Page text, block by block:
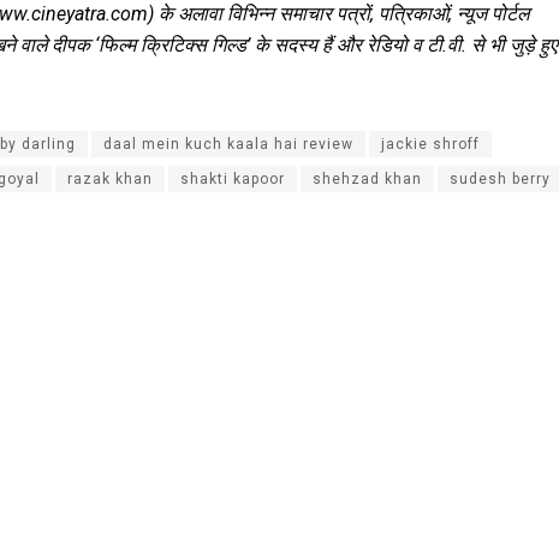
के अलावा विभिन्न समाचार पत्रों, पत्रिकाओं, न्यूज पोर्टल
वाले दीपक ‘फिल्म क्रिटिक्स गिल्ड’ के सदस्य हैं और रेडियो व टी.वी. से भी जुड़े हुए
darling daal mein kuch kaala hai review jackie shroff
razak khan shakti kapoor shehzad khan sudesh berry